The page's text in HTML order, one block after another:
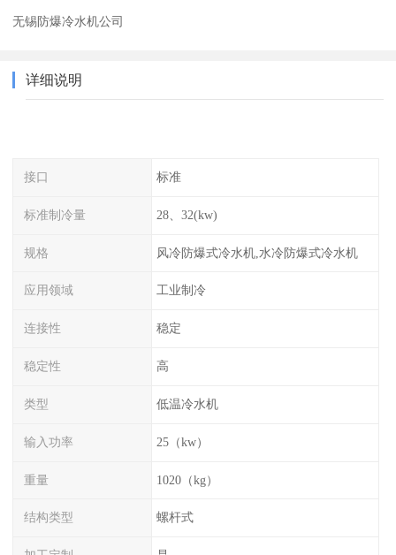
无锡防爆冷水机公司
详细说明
接口 标准
标准制冷量 28、32(kw)
规格 风冷防爆式冷水机,水冷防爆式冷水机
应用领域 工业制冷
连接性 稳定
稳定性 高
类型 低温冷水机
输入功率 25（kw）
重量 1020（kg）
结构类型 螺杆式